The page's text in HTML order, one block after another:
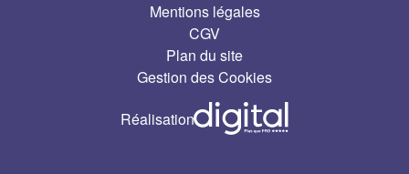
Réalisation
Mentions légales
CGV
Plan du site
Gestion des Cookies